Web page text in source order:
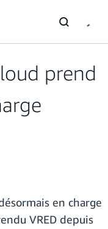
prend
en charge
VRED depuis